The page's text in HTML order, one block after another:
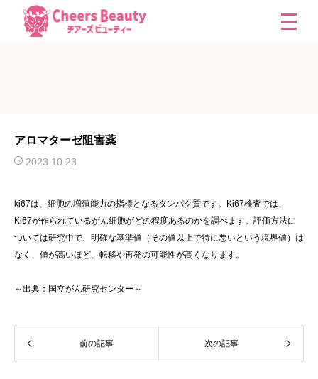
アロマターゼ阻害薬
2023.10.23
ki67は、細胞の増殖能力の指標となるタンパク質です。Ki67検査では、
Ki67が作られているがん細胞がどの程度あるのかを調べます。評価方法に
ついては研究中で、明確な基準値（その値以上で特に悪いという境界値）は
なく、値が高いほど、転移や再発の可能性が高くなります。
～出典：国立がん研究センター～
前の記事 次の記事